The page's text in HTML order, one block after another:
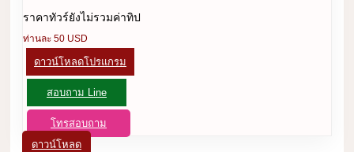
ราคาทัวร์ยังไม่รวมค่าทิป
ท่านละ 50 USD
ดาวน์โหลดโปรแกรม
สอบถาม Line
โทรสอบถาม
ดาวน์โหลด